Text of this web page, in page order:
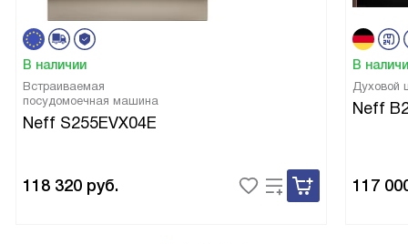
В наличии
Встраиваемая
посудомоечная машина
Neff S255EVX04E
118 320 руб.
В
Духовой
Neff
117